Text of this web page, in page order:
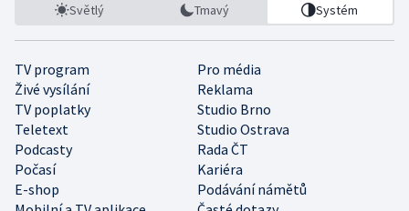
Světlý Tmavý Systém
TV program
Pro média
Živé vysílání
Reklama
TV poplatky
Studio Brno
Teletext
Studio Ostrava
Podcasty
Rada ČT
Počasí
Kariéra
E-shop
Podávání námětů